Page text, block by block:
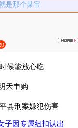
是那个某宝
候能放心吃
天申购
县刑案嫌犯伤害
子因专属纽扣认出